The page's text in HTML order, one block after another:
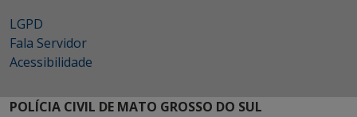
LGPD
Fala Servidor
Acessibilidade
POLÍCIA CIVIL DE MATO GROSSO DO SUL